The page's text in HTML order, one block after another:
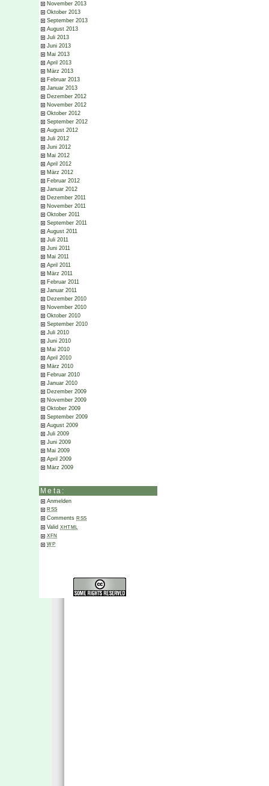
November 2013
Oktober 2013
September 2013
August 2013
Juli 2013
Juni 2013
Mai 2013
April 2013
März 2013
Februar 2013
Januar 2013
Dezember 2012
November 2012
Oktober 2012
September 2012
August 2012
Juli 2012
Juni 2012
Mai 2012
April 2012
März 2012
Februar 2012
Januar 2012
Dezember 2011
November 2011
Oktober 2011
September 2011
August 2011
Juli 2011
Juni 2011
Mai 2011
April 2011
März 2011
Februar 2011
Januar 2011
Dezember 2010
November 2010
Oktober 2010
September 2010
Juli 2010
Juni 2010
Mai 2010
April 2010
März 2010
Februar 2010
Januar 2010
Dezember 2009
November 2009
Oktober 2009
September 2009
August 2009
Juli 2009
Juni 2009
Mai 2009
April 2009
März 2009
Meta:
Anmelden
RSS
Comments RSS
Valid XHTML
XFN
WP